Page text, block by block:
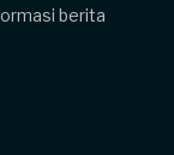
berita